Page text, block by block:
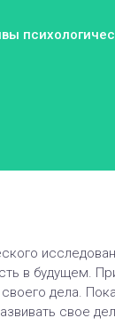
в будущем.
дела.
свое